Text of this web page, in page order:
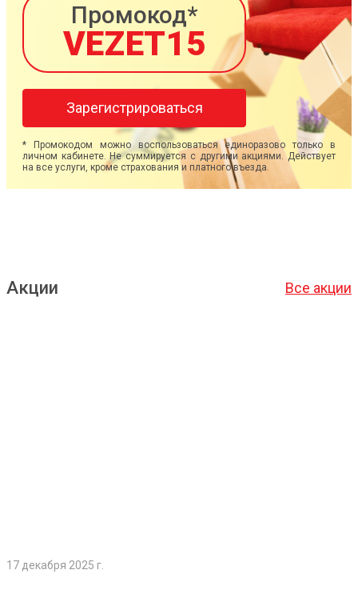
Промокод*
VEZET15
Зарегистрироваться
* Промокодом можно воспользоваться единоразово только в
личном кабинете. Не суммируется с другими акциями. Действует
на все услуги, кроме страхования и платного въезда.
Акции Все акции
17 декабря 2025 г.